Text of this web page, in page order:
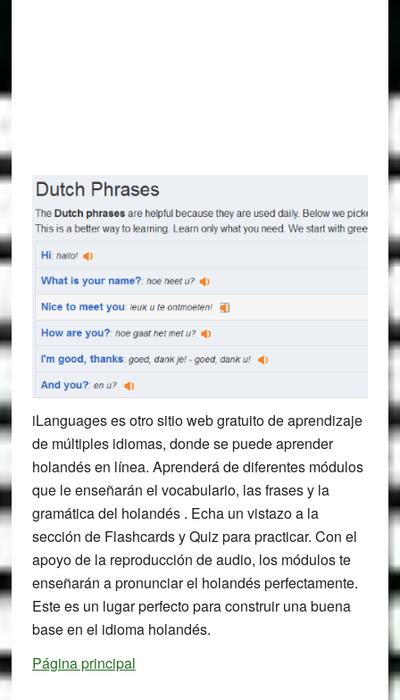
iLanguages es otro sitio web gratuito de aprendizaje
de múltiples idiomas, donde se puede aprender
holandés en línea. Aprenderá de diferentes módulos
que le enseñarán el vocabulario, las frases y la
gramática del holandés . Echa un vistazo a la
sección de Flashcards y Quiz para practicar. Con el
apoyo de la reproducción de audio, los módulos te
enseñarán a pronunciar el holandés perfectamente.
Este es un lugar perfecto para construir una buena
base en el idioma holandés.
Página principal